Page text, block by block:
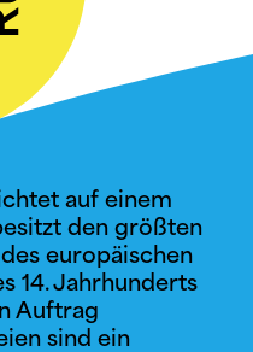
auf einem
den größten
europäischen
14. Jahrhunderts
Auftrag
sind ein